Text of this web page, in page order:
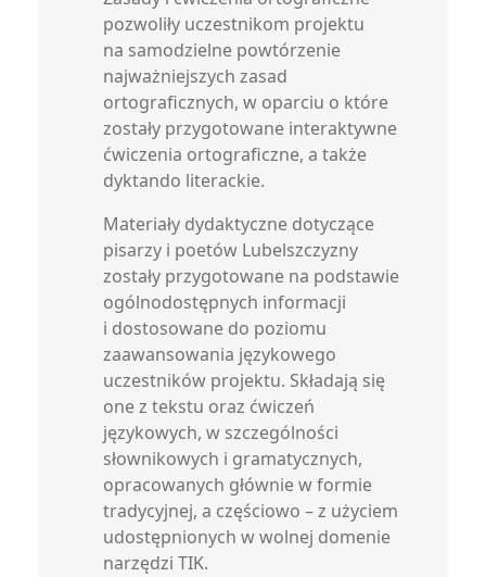
pozwoliły uczestnikom projektu
na samodzielne powtórzenie
najważniejszych zasad
ortograficznych, w oparciu o które
zostały przygotowane interaktywne
ćwiczenia ortograficzne, a także
dyktando literackie.
Materiały dydaktyczne dotyczące
pisarzy i poetów Lubelszczyzny
zostały przygotowane na podstawie
ogólnodostępnych informacji
i dostosowane do poziomu
zaawansowania językowego
uczestników projektu. Składają się
one z tekstu oraz ćwiczeń
językowych, w szczególności
słownikowych i gramatycznych,
opracowanych głównie w formie
tradycyjnej, a częściowo – z użyciem
udostępnionych w wolnej domenie
narzędzi TIK.